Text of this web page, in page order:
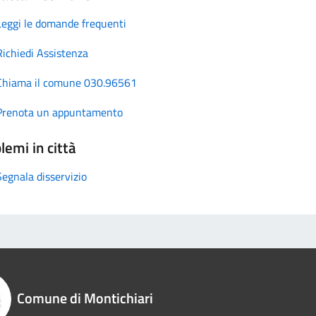
le domande frequenti
Assistenza
il comune 030.96561
un appuntamento
in città
disservizio
Comune di Montichiari